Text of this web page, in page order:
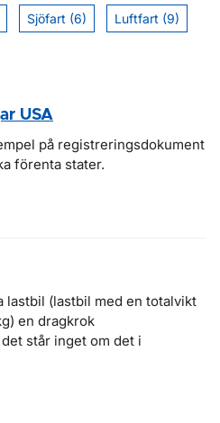
Sjöfart (6) Luftfart (9)
USA
på registreringsdokument
förenta stater.
lastbil (lastbil med en totalvikt
en dragkrok
står inget om det i